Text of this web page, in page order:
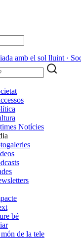
amb el sol lluint ·
Notícies
bé
de la tele